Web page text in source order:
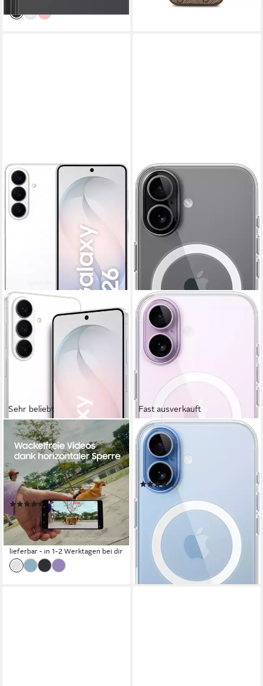
Sehr beliebt
SAMSUNG
Galaxy S26 Smartphone
15,93 cm/6,3 Zoll Bildschirmdiagonale
256 GB Speicherkapazität
50 MP Kamera
Produktdatenblatt
(82)
ab 719,99 € UVP999,00 €
20,90 €
mtl. in 48 Raten
-28%
lieferbar - in 1-2 Werktagen bei dir
Fast ausverkauft
APPLE
Smartphone-Hülle iPhone 17
Case mit MagSafe 16,0 cm
(6,3 Zoll)
(12)
44,89 €
lieferbar - in 1-2 Werktagen bei dir